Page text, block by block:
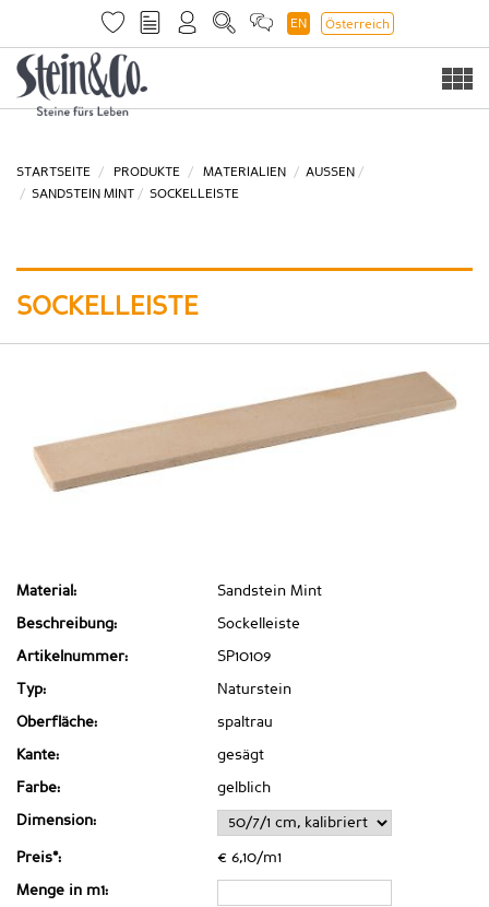
EN Österreich
STARTSEITE PRODUKTE MATERIALIEN
AUSSEN
SANDSTEIN MINT
SOCKELLEISTE
SOCKELLEISTE
Material: Sandstein Mint
Beschreibung: Sockelleiste
Artikelnummer: SP10109
Typ: Naturstein
Oberfläche: spaltrau
Kante: gesägt
Farbe: gelblich
Dimension:
Preis*: € 6,10/m1
Menge in m1: